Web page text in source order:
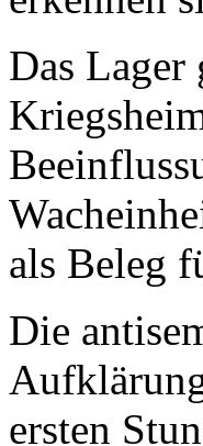
Das Lager
als Beleg
Die
ersten